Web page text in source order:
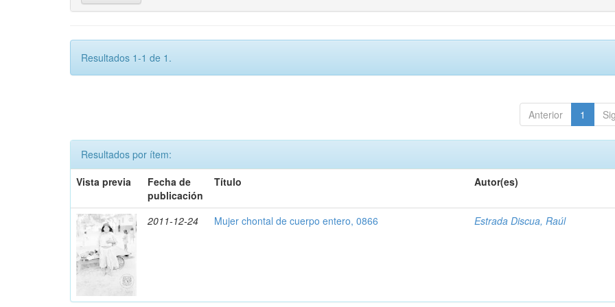
Resultados 1-1 de 1.
Anterior 1
Resultados por ítem:
Vista previa
Fecha de
publicación
Título Autor(es)
2011-12-24 Mujer chontal de cuerpo entero, 0866 Estrada Discua, Raúl